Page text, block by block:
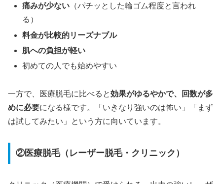
痛みが少ない （パチッとした輪ゴム程度と言われ
る）
料金が比較的リーズナブル
肌への負担が軽い
初めての人でも始めやすい
一方で、医療脱毛に比べると効果がゆるやかで、回数が多
めに必要になる様です。「いきなり強いのは怖い」「まず
は試してみたい」という方に向いています。
②医療脱毛（レーザー脱毛・クリニック）